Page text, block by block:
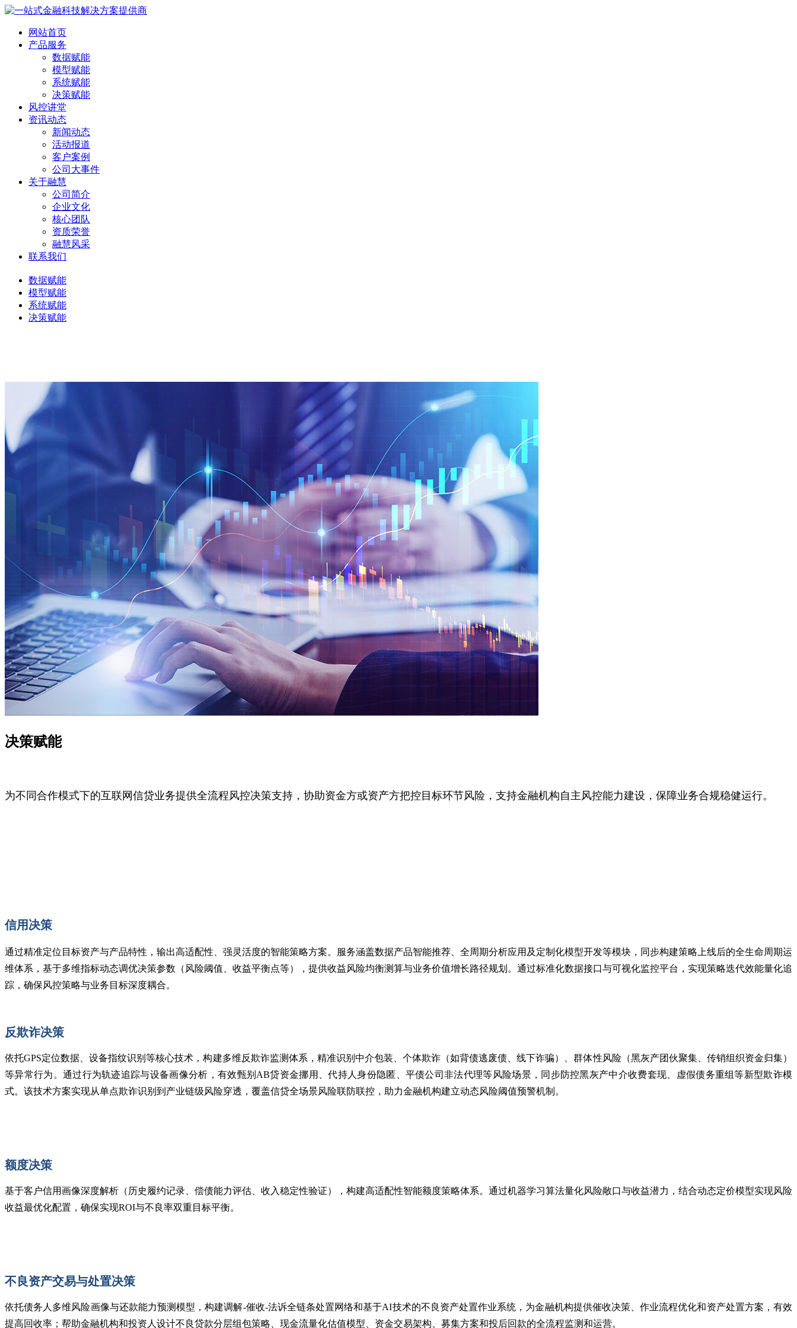
网站首页
产品服务
数据赋能
模型赋能
系统赋能
决策赋能
风控讲堂
资讯动态
新闻动态
活动报道
客户案例
公司大事件
关于融慧
公司简介
企业文化
核心团队
资质荣誉
融慧风采
联系我们
数据赋能
模型赋能
系统赋能
决策赋能
决策赋能
为不同合作模式下的互联网信贷业务提供全流程风控决策支持，协助资金方或资产方把控目标环节风险，支持金融机构自主风控能力建设，保障业务合规稳健运行。
信用决策
通过精准定位目标资产与产品特性，输出高适配性、强灵活度的智能策略方案。服务涵盖数据产品智能推荐、全周期分析应用及定制化模型开发等模块，同步构建策略上线后的全生命周期运
维体系，基于多维指标动态调优决策参数（风险阈值、收益平衡点等），提供收益风险均衡测算与业务价值增长路径规划。通过标准化数据接口与可视化监控平台，实现策略迭代效能量化追
踪，确保风控策略与业务目标深度耦合。
反欺诈决策
依托GPS定位数据、设备指纹识别等核心技术，构建多维反欺诈监测体系，精准识别中介包装、个体欺诈（如背债逃废债、线下诈骗）、群体性风险（黑灰产团伙聚集、传销组织资金归集）
等异常行为。通过行为轨迹追踪与设备画像分析，有效甄别AB贷资金挪用、代持人身份隐匿、平债公司非法代理等风险场景，同步防控黑灰产中介收费套现、虚假债务重组等新型欺诈模
式。该技术方案实现从单点欺诈识别到产业链级风险穿透，覆盖信贷全场景风险联防联控，助力金融机构建立动态风险阈值预警机制。
额度决策
基于客户信用画像深度解析（历史履约记录、偿债能力评估、收入稳定性验证），构建高适配性智能额度策略体系。通过机器学习算法量化风险敞口与收益潜力，结合动态定价模型实现风险
收益最优化配置，确保实现ROI与不良率双重目标平衡。
不良资产交易与处置决策
依托债务人多维风险画像与还款能力预测模型，构建调解-催收-法诉全链条处置网络和基于AI技术的不良资产处置作业系统，为金融机构提供催收决策、作业流程优化和资产处置方案，有效
提高回收率；帮助金融机构和投资人设计不良贷款分层组包策略、现金流量化估值模型、资金交易架构、募集方案和投后回款的全流程监测和运营。